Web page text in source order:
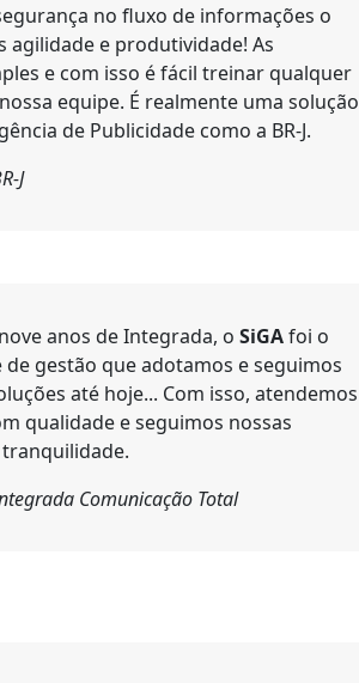
no fluxo de informações o
agilidade e produtividade! As
e com isso é fácil treinar qualquer
equipe. É realmente uma solução
de Publicidade como a BR-J.
J
anos de Integrada, o SiGAfoi o
gestão que adotamos e seguimos
até hoje... Com isso, atendemos
qualidade e seguimos nossas
Comunicação Total